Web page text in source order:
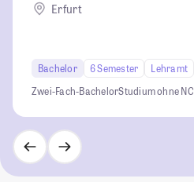
Erfurt
Bachelor 6 Semester
Lehramt
Zwei-Fach-BachelorStudium ohne NC